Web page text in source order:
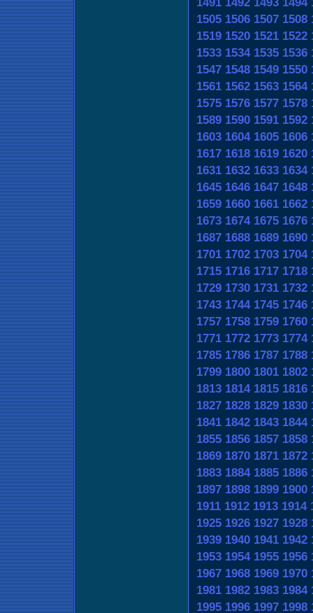
1505 1506 1507 1508
1519 1520 1521 1522
1533 1534 1535 1536
1547 1548 1549 1550
1561 1562 1563 1564
1575 1576 1577 1578
1589 1590 1591 1592
1603 1604 1605 1606
1617 1618 1619 1620
1631 1632 1633 1634
1645 1646 1647 1648
1659 1660 1661 1662
1673 1674 1675 1676
1687 1688 1689 1690
1701 1702 1703 1704
1715 1716 1717 1718
1729 1730 1731 1732
1743 1744 1745 1746
1757 1758 1759 1760
1771 1772 1773 1774
1785 1786 1787 1788
1799 1800 1801 1802
1813 1814 1815 1816
1827 1828 1829 1830
1841 1842 1843 1844
1855 1856 1857 1858
1869 1870 1871 1872
1883 1884 1885 1886
1897 1898 1899 1900
1911 1912 1913 1914
1925 1926 1927 1928
1939 1940 1941 1942
1953 1954 1955 1956
1967 1968 1969 1970
1981 1982 1983 1984
1995 1996 1997 1998